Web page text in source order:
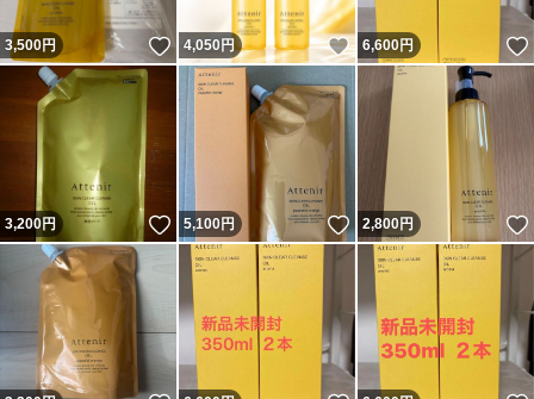
3,500円 いいね！
4,050円 いいね！
6,600円
3,200円 いいね！
5,100円 いいね！
2,800円